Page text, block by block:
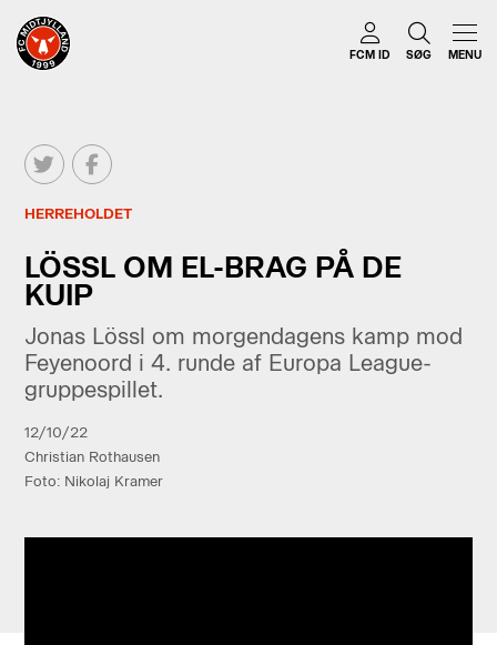
FCM ID SØG MENU
HERREHOLDET
LÖSSL OM EL-BRAG PÅ DE
KUIP
Jonas Lössl om morgendagens kamp mod
Feyenoord i 4. runde af Europa League-
gruppespillet.
12/10/22
Christian Rothausen
Foto: Nikolaj Kramer